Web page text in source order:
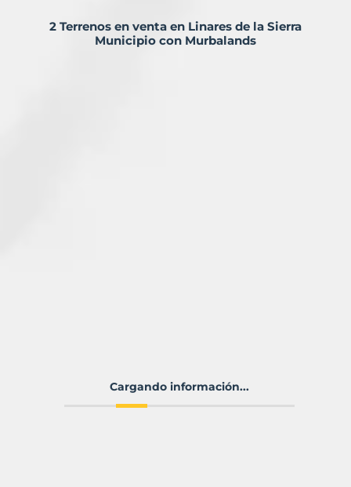
2 Terrenos en venta en Linares de la Sierra
Municipio con Murbalands
Cargando información...